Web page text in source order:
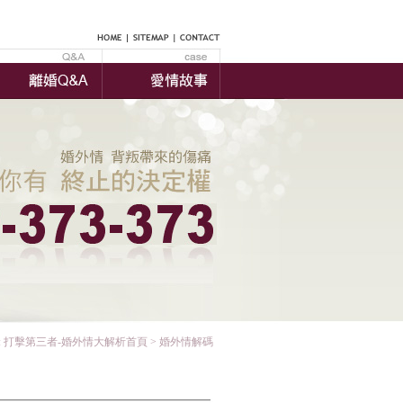
打擊第三者-婚外情大解析首頁 > 婚外情解碼